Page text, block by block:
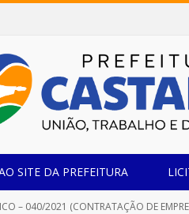
SITE DA PREFEITURA
040/2021 (CONTRATAÇÃO DE EMPRESA